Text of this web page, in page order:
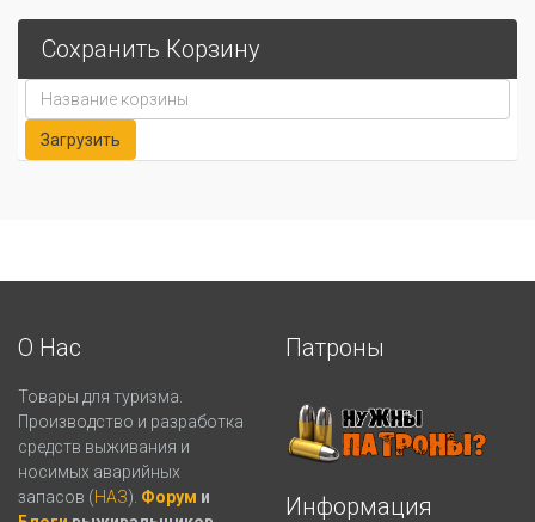
Сохранить Корзину
О Нас
Товары для туризма.
Производство и разработка
средств выживания и
носимых аварийных
запасов (НАЗ). Форум и
Патроны
Информация